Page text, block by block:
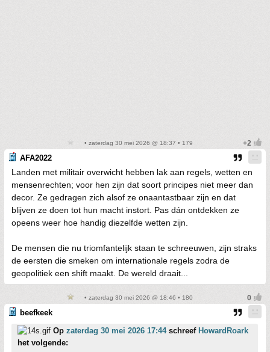
• zaterdag 30 mei 2026 @ 18:37 • 179
AFA2022
Landen met militair overwicht hebben lak aan regels, wetten en
mensenrechten; voor hen zijn dat soort principes niet meer dan
decor. Ze gedragen zich alsof ze onaantastbaar zijn en dat
blijven ze doen tot hun macht instort. Pas dán ontdekken ze
opeens weer hoe handig diezelfde wetten zijn.
De mensen die nu triomfantelijk staan te schreeuwen, zijn straks
de eersten die smeken om internationale regels zodra de
geopolitiek een shift maakt. De wereld draait...
• zaterdag 30 mei 2026 @ 18:46 • 180
beefkeek
Op zaterdag 30 mei 2026 17:44schreef HowardRoark
het volgende: